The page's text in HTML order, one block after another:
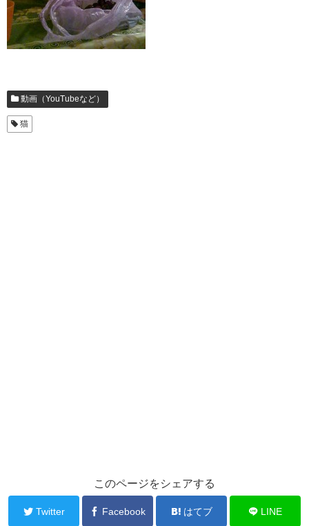
動画（YouTubeなど）
猫
このページをシェアする
Twitter Facebook はてブ LINE